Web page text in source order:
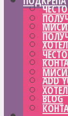
ADD
BLOG